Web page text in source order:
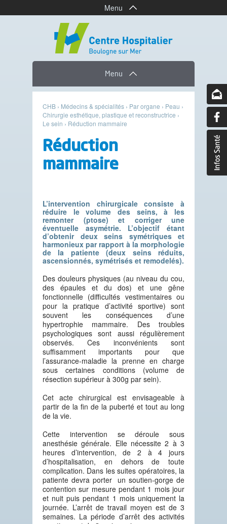
Menu
Menu
CHB › Médecins & spécialités › Par organe › Peau ›
Chirurgie esthétique, plastique et reconstructrice ›
Le sein › Réduction mammaire
Réduction
mammaire
L’intervention chirurgicale consiste à
réduire le volume des seins, à les
remonter (ptose) et corriger une
éventuelle asymétrie. L’objectif étant
d’obtenir deux seins symétriques et
harmonieux par rapport à la morphologie
de la patiente (deux seins réduits,
ascensionnés, symétrisés et remodelés).
Des douleurs physiques (au niveau du cou,
des épaules et du dos) et une gêne
fonctionnelle (difficultés vestimentaires ou
pour la pratique d’activité sportive) sont
souvent les conséquences d’une
hypertrophie mammaire. Des troubles
psychologiques sont aussi régulièrement
observés. Ces inconvénients sont
suffisamment importants pour que
l’assurance-maladie la prenne en charge
sous certaines conditions (volume de
résection supérieur à 300g par sein).
Cet acte chirurgical est envisageable à
partir de la fin de la puberté et tout au long
de la vie.
Cette intervention se déroule sous
anesthésie générale. Elle nécessite 2 à 3
heures d’intervention, de 2 à 4 jours
d’hospitalisation, en dehors de toute
complication. Dans les suites opératoires, la
patiente devra porter un soutien-gorge de
contention sur mesure pendant 1 mois jour
et nuit puis pendant 1 mois uniquement la
journée. L’arrêt de travail moyen est de 3
semaines. La période d’arrêt des activités